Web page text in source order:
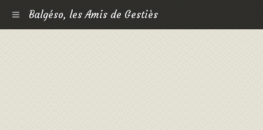
Balgéso, les Amis de Gestiès